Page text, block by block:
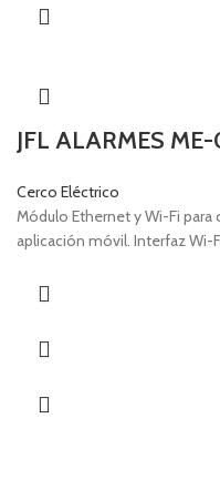
JFL ALARMES
Cerco Eléctrico
Módulo Ethernet y Wi-Fi
aplicación móvil. Interfaz Wi-